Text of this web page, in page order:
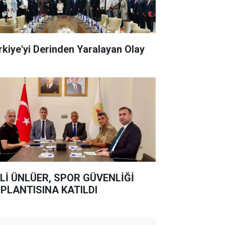
Derinden Yaralayan Olay
ÜNLÜER, SPOR GÜVENLİĞİ
KATILDI